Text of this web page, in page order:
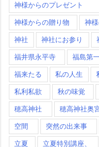
神様からのプレゼント
神様からの贈り物 神
神社 神社にお参り
福井県永平寺 福島第
福来たる 私の人生
私利私欲 秋の味覚
穂高神社 穂高神社奥
空間 突然の出来事
立夏 立夏特別講座、